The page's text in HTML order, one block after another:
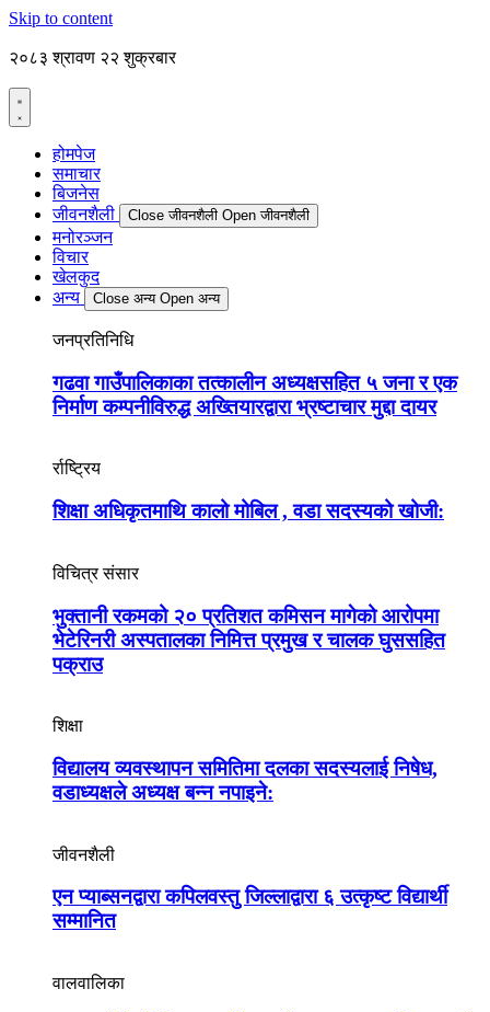
Skip to content
२०८३ श्रावण २२ शुक्रबार
होमपेज
समाचार
बिजनेस
जीवनशैली
Close जीवनशैली Open जीवनशैली
मनोरञ्जन
विचार
खेलकुद
अन्य
Close अन्य Open अन्य
जनप्रतिनिधि
गढवा गाउँपालिकाका तत्कालीन अध्यक्षसहित ५ जना र एक
निर्माण कम्पनीविरुद्ध अख्तियारद्वारा भ्रष्टाचार मुद्दा दायर
र्राष्ट्रिय
शिक्षा अधिकृतमाथि कालो मोबिल , वडा सदस्यको खोजी:
विचित्र संसार
भुक्तानी रकमको २० प्रतिशत कमिसन मागेको आरोपमा
भेटेरिनरी अस्पतालका निमित्त प्रमुख र चालक घुससहित
पक्राउ
शिक्षा
विद्यालय व्यवस्थापन समितिमा दलका सदस्यलाई निषेध,
वडाध्यक्षले अध्यक्ष बन्न नपाइने:
जीवनशैली
एन प्याब्सनद्वारा कपिलवस्तु जिल्लाद्वारा ६ उत्कृष्ट विद्यार्थी
सम्मानित
वालवालिका